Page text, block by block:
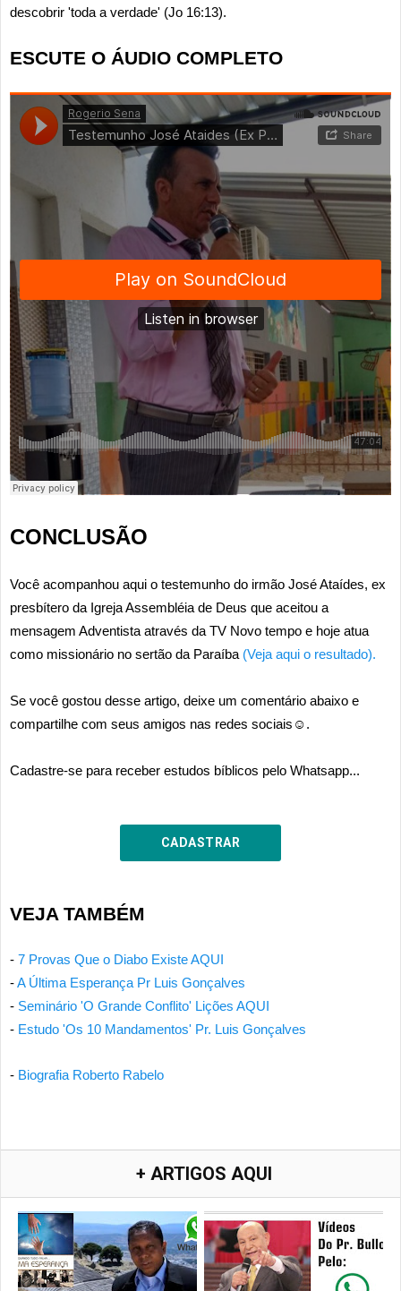
descobrir 'toda a verdade' (Jo 16:13).
ESCUTE O ÁUDIO COMPLETO
CONCLUSÃO
Você acompanhou aqui o testemunho do irmão José Ataídes, ex
presbítero da Igreja Assembléia de Deus que aceitou a
mensagem Adventista através da TV Novo tempo e hoje atua
como missionário no sertão da Paraíba (Veja aqui o resultado).
Se você gostou desse artigo, deixe um comentário abaixo e
compartilhe com seus amigos nas redes sociais☺.
Cadastre-se para receber estudos bíblicos pelo Whatsapp...
CADASTRAR
VEJA TAMBÉM
- 7 Provas Que o Diabo Existe AQUI
-A Última Esperança Pr Luis Gonçalves
- Seminário 'O Grande Conflito' Lições AQUI
- Estudo 'Os 10 Mandamentos' Pr. Luis Gonçalves
- Biografia Roberto Rabelo
+ ARTIGOS AQUI